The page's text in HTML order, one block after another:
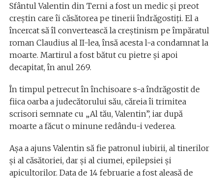
Sfântul Valentin din Terni a fost un medic și preot
creștin care îi căsătorea pe tinerii îndrăgostiți. El a
încercat să îl convertească la creștinism pe împăratul
roman Claudius al II-lea, însă acesta l-a condamnat la
moarte. Martirul a fost bătut cu pietre și apoi
decapitat, în anul 269.
În timpul petrecut în închisoare s-a îndrăgostit de
fiica oarba a judecătorului său, căreia îi trimitea
scrisori semnate cu „Al tău, Valentin”, iar după
moarte a făcut o minune redându-i vederea.
Așa a ajuns Valentin să fie patronul iubirii, al tinerilor
și al căsătoriei, dar și al ciumei, epilepsiei și
apicultorilor. Data de 14 februarie a fost aleasă de